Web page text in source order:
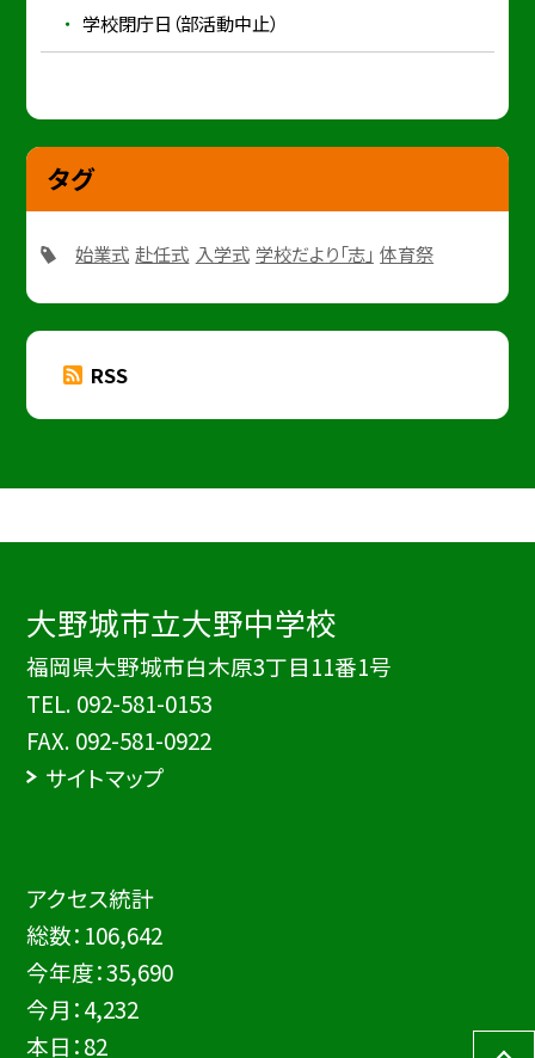
学校閉庁日（部活動中止）
タグ
始業式 赴任式 入学式 学校だより「志」 体育祭
RSS
大野城市立大野中学校
福岡県大野城市白木原3丁目11番1号
TEL. 092-581-0153
FAX. 092-581-0922
サイトマップ
アクセス統計
総数： 106,642
今年度：35,690
今月：4,232
本日：82